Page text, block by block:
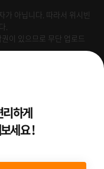
가 아닙니다. 따라서 위시빈
.
이 있으므로 무단 업로드
리하게
세요 !